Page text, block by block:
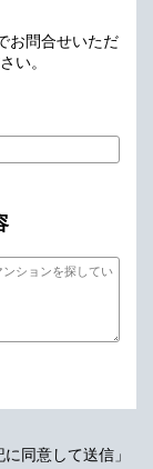
お問合せいただ
い。
同意して送信」